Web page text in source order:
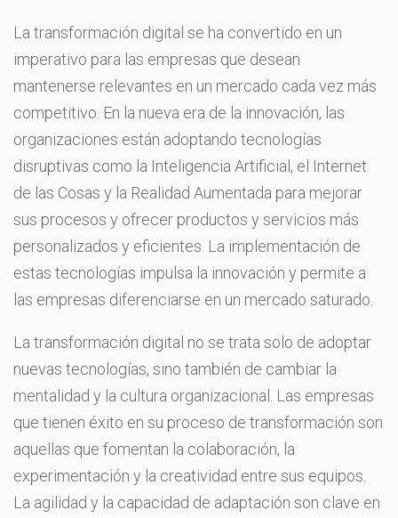
La transformación digital se ha convertido en un
imperativo para las empresas que desean
mantenerse relevantes en un mercado cada vez más
competitivo. En la nueva era de la innovación, las
organizaciones están adoptando tecnologías
disruptivas como la Inteligencia Artificial, el Internet
de las Cosas y la Realidad Aumentada para mejorar
sus procesos y ofrecer productos y servicios más
personalizados y eficientes. La implementación de
estas tecnologías impulsa la innovación y permite a
las empresas diferenciarse en un mercado saturado.
La transformación digital no se trata solo de adoptar
nuevas tecnologías, sino también de cambiar la
mentalidad y la cultura organizacional. Las empresas
que tienen éxito en su proceso de transformación son
aquellas que fomentan la colaboración, la
experimentación y la creatividad entre sus equipos.
La agilidad y la capacidad de adaptación son clave en